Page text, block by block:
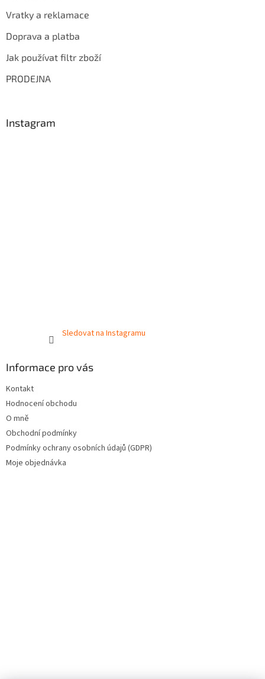
Vratky a reklamace
Doprava a platba
Jak používat filtr zboží
PRODEJNA
Instagram
Sledovat na Instagramu
Informace pro vás
Kontakt
Hodnocení obchodu
O mně
Obchodní podmínky
Podmínky ochrany osobních údajů (GDPR)
Moje objednávka